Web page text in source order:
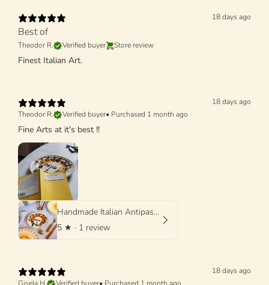
18 days ago
Best of
Theodor R. Verified buyer Store review
Finest Italian Art.
18 days ago
Theodor R.
Verified buyer• Purchased 1 month ago
Fine Arts at it's best !!
Handmade Italian Antipasti Plate 20 cm | Small Ceramic Plate (Unique Piece)
5 ★ · 1 review
18 days ago